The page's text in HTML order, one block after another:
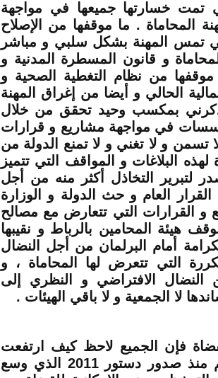
تمت خسارتها جميعها في مواجهة
المحاماة . ما موقفها من الإصلاح
تمس المهنة بشكل سلبي و مباشر
و قانون المسطرة المدنية و
من نظام التغطية الصحية و
من قانون المالية الحالي و أيضا من إغراق المهنة
بمكسب وحيد تحقق من خلال
في مواجهة مشاريع و قرارات
تسمن و لا تغني و لا تمنع الدولة من
البلاغات و المواقف التي تتميز
لتبرير التخاذل أكثر منه من أجل
العام و حث الدولة و الوزارة
و القرارات التي تتعارض مع مصالح
هيئة المحامين بالرباط و نقيبها
أمام البرلمان من أجل النضال
التي تتعرض لها المحاماة ، و
النضال الافتراضي و النظري إلى
لا الجمعية و لا باقي الهيئات .
فإن الجميع لاحظ كيف ارتفعت
وثيرة حرية الرأي و التعبير لديهم منذ صدور دستور 2011 الذي وسع